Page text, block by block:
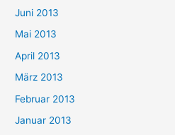
Juni 2013
Mai 2013
April 2013
März 2013
Februar 2013
Januar 2013